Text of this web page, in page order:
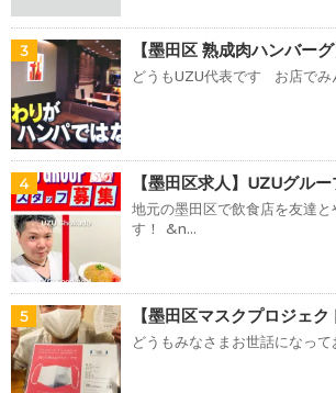
3 【墨田区 熟成肉ハンバー
どうもUZU代表です お店でみ
4 【墨田区求人】UZUグル
地元の墨田区で飲食店を友達
す！ &n...
5 【墨田区マスクプロジェ
どうもみなさまお世話になっ